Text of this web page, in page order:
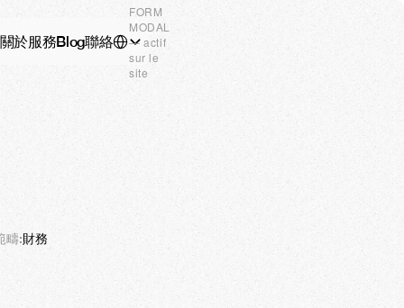
聯絡
關於服務Blog Select Language
T.CN
FORM
MODAL
— actif
sur le
site
疇:財務